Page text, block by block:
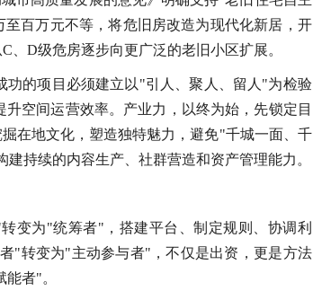
百万元不等，将危旧房改造为现代化新居，开
D级危房逐步向更广泛的老旧小区扩展。
的项目必须建立以"引人、聚人、留人"为检验
空间运营效率。产业力，以终为始，先锁定目
在地文化，塑造独特魅力，避免"千城一面、千
持续的内容生产、社群营造和资产管理能力。
变为"统筹者"，搭建平台、制定规则、协调利
"转变为"主动参与者"，不仅是出资，更是方法
者"。